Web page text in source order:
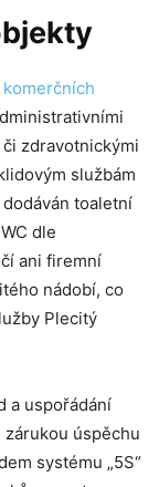
zdravotnickými
službám
toaletní
dle
ani firemní
nádobí, co
Plecitý
a uspořádání
zárukou úspěchu
systému „5S“